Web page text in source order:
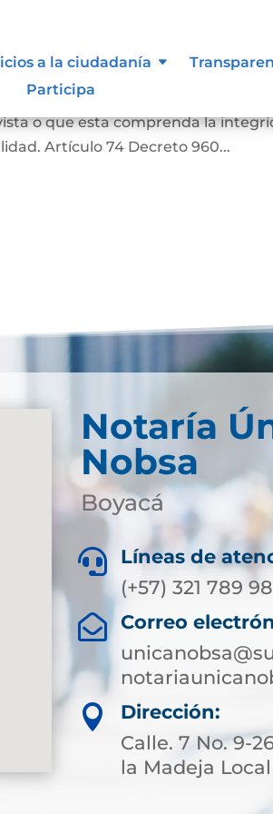
a la ciudadanía
Participa
documento, siempre que aquella
o que esta comprenda la
Artículo 74 Decreto 960...
Notaría
Nobsa
Boyacá

Líneas de
(+57) 321 789

Correo

Dirección:
Calle. 7 No. 9-
la Madeja